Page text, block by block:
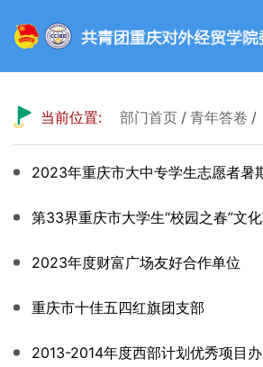
当前位置: 部门首页 / 青年答卷 /
2023年度财富广场友好合作单位
重庆市十佳五四红旗团支部
2013-2014年度西部计划优秀项目办